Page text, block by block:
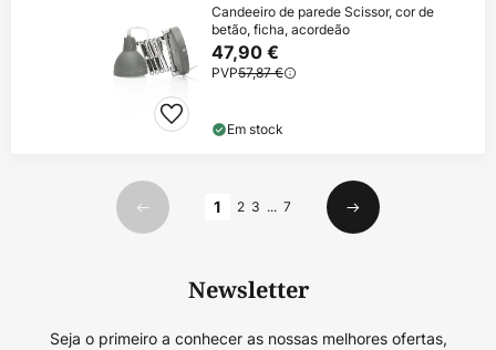
Candeeiro de parede Scissor, cor de
betão, ficha, acordeão
47,90 €
PVP57,87 €
Em stock
Anterior
1 2 3 ... 7
Seguinte
Newsletter
Seja o primeiro a conhecer as nossas melhores ofertas,